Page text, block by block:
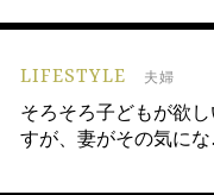
LIFESTYLE 夫婦
そろそろ子どもが欲
すが、妻がその気に